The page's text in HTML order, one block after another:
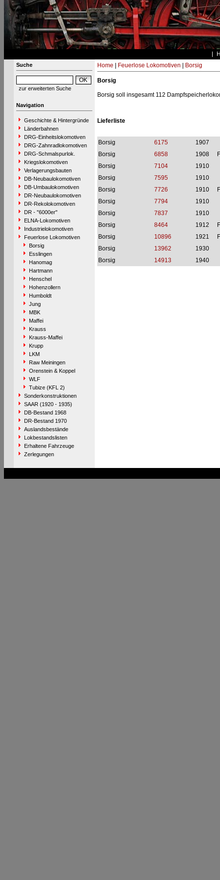
Suche
zur erweiterten Suche
Navigation
Geschichte & Hintergründe
Länderbahnen
DRG-Einheitslokomotiven
DRG-Zahnradlokomotiven
DRG-Schmalspurlok.
Kriegslokomotiven
Verlagerungsbauten
DB-Neubaulokomotiven
DB-Umbaulokomotiven
DR-Neubaulokomotiven
DR-Rekolokomotiven
DR - "6000er"
ELNA-Lokomotiven
Industrielokomotiven
Feuerlose Lokomotiven
Borsig
Esslingen
Hanomag
Hartmann
Henschel
Hohenzollern
Humboldt
Jung
MBK
Maffei
Krauss
Krauss-Maffei
Krupp
LKM
Raw Meiningen
Orenstein & Koppel
WLF
Tubize (KFL 2)
Sonderkonstruktionen
SAAR (1920 - 1935)
DB-Bestand 1968
DR-Bestand 1970
Auslandsbestände
Lokbestandslisten
Erhaltene Fahrzeuge
Zerlegungen
Home Feuerlose Lokomotiven Borsig
Borsig
Borsig soll insgesamt 112
Lieferliste
Borsig 6175
1907
Borsig
6858 1908
Borsig
7104
1910
Borsig
7595
1910
Borsig
7726 1910
Borsig
7794
1910
Borsig
7837
1910
Borsig
8464 1912
Borsig
10896 1921
Borsig
13962
1930
Borsig
14913 1940